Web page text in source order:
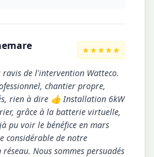
★★★★★
ravis de l'intervention Watteco.
chantier propre,
rien à dire 👍 Installation 6kW
grâce à la batterie virtuelle,
pu voir le bénéfice en mars
considérable de notre
Nous sommes persuadés